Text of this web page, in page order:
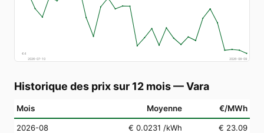
€4
2026-07-10
2026-08-09
Historique des prix sur 12 mois—Vara
Mois Moyenne €/MWh
2026-08 € 0.0231 /kWh
€ 23.09